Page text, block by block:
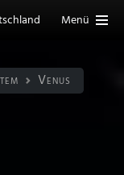
Menü
Venus